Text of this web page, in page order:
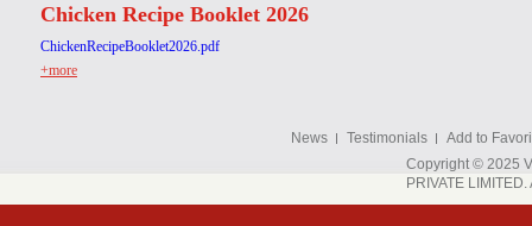
Chicken Recipe Booklet 2026
ChickenRecipeBooklet2026.pdf
+more
News Testimonials
Add to
Copyright © 2025
PRIVATE